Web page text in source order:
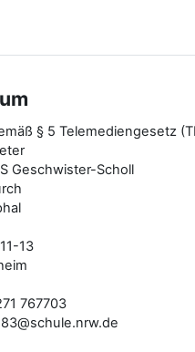
§ 5 Telemediengesetz
Geschwister-Scholl
13
767703